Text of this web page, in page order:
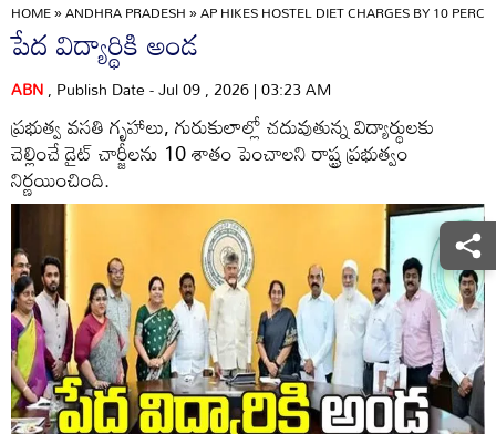
HOME»ANDHRA PRADESH»AP HIKES HOSTEL DIET CHARGES BY 10
పేద విద్యార్థికి అండ
ABN, Publish Date - Jul 09 , 2026 | 03:23 AM
ప్రభుత్వ వసతి గృహాలు, గురుకులాల్లో చదువుతున్న విద్యార్థులకు
చెల్లించే డైట్‌ చార్జీలను 10 శాతం పెంచాలని రాష్ట్ర ప్రభుత్వం
నిర్ణయించింది.